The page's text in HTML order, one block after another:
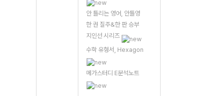
안 틀리는 영어, 안틀영
한 권 질주&한 판 승부
지인선 시리즈
수학 유형서, Hexagon
메가스터디 E분석노트